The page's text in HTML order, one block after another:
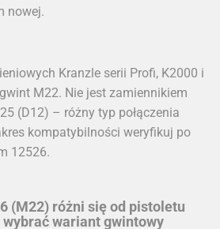
nowej.
Kranzle serii Profi, K2000 i
M22. Nie jest zamiennikiem
(D12) – różny typ połączenia
kompatybilności weryfikuj po
12526.
(M22) różni się od pistoletu
wybrać wariant gwintowy